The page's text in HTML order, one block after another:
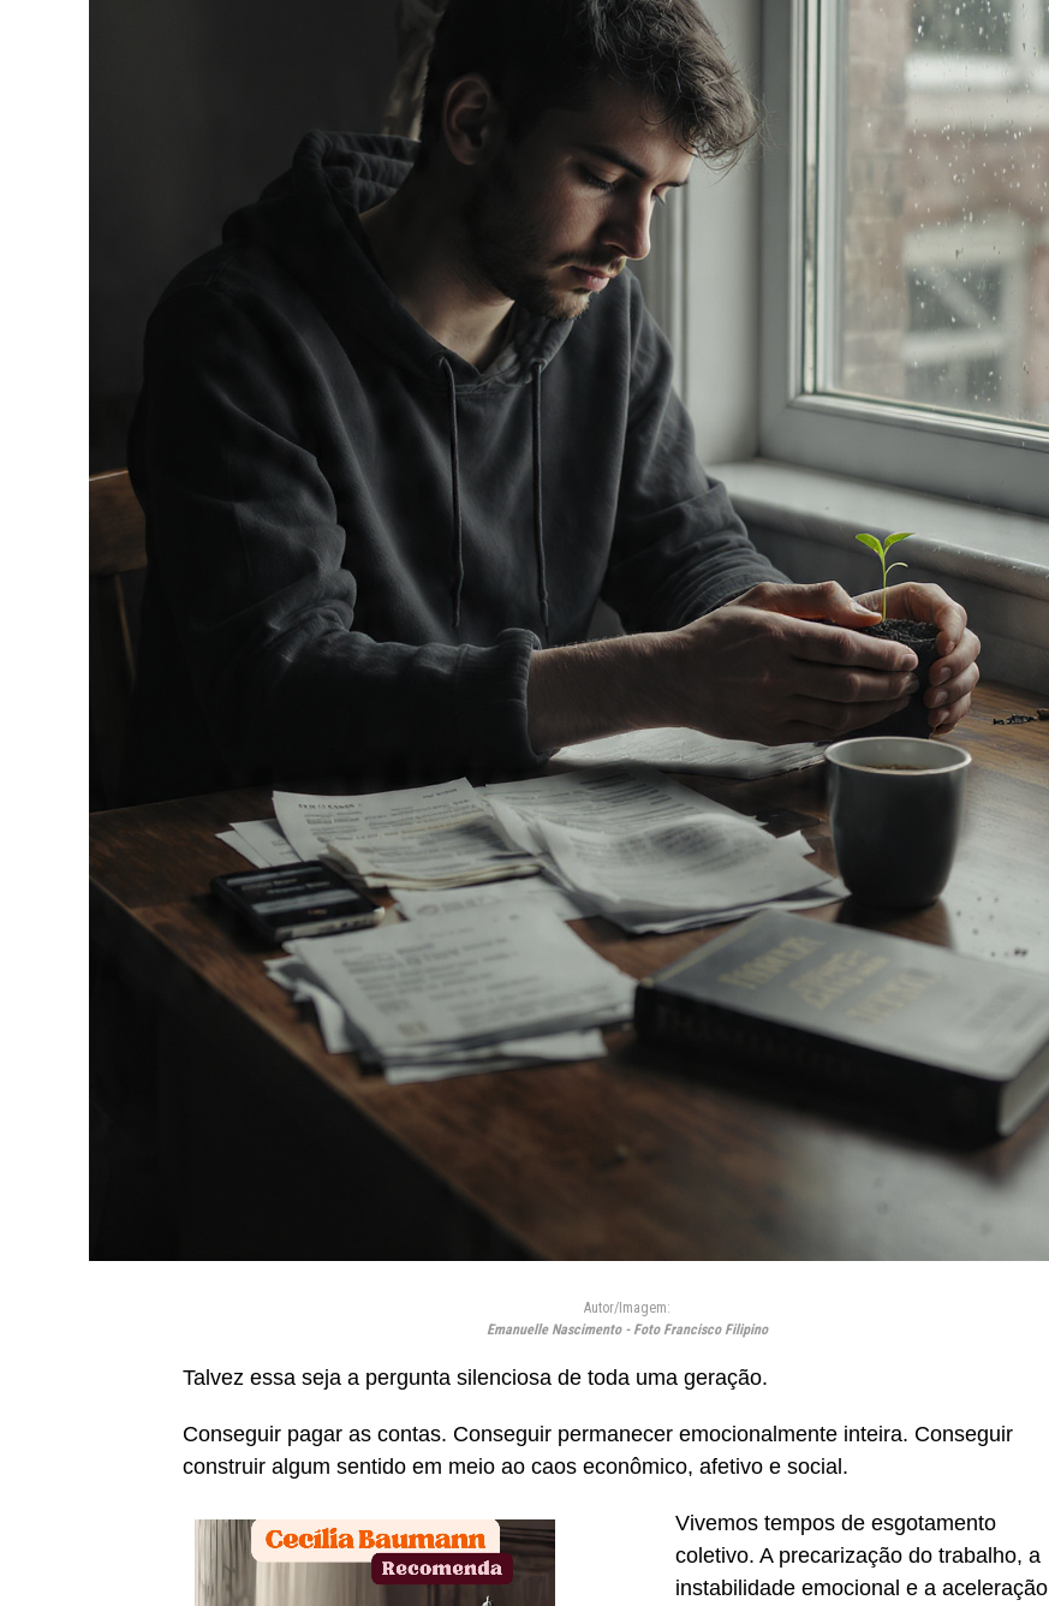
Autor/Imagem:
Emanuelle Nascimento - Foto Francisco Filipino
Talvez essa seja a pergunta silenciosa de toda uma geração.
Conseguir pagar as contas. Conseguir permanecer emocionalmente inteira. Conseguir
construir algum sentido em meio ao caos econômico, afetivo e social.
Vivemos tempos de esgotamento
coletivo. A precarização do trabalho, a
instabilidade emocional e a aceleração